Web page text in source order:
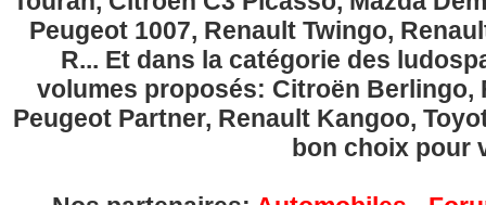
Peugeot 1007, Renault Twingo,
R... Et dans la catégorie des
volumes proposés: Citroën Berlingo,
Peugeot Partner, Renault Kangoo,
bon choix pour